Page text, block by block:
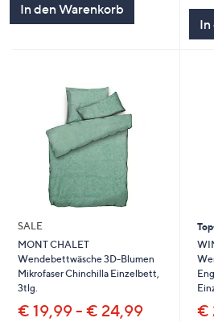
In den Warenkorb
In
SALE
MONT CHALET
Wendebettwäsche 3D-Blumen
Mikrofaser Chinchilla Einzelbett,
3tlg.
€ 19,99 - € 24,99 €